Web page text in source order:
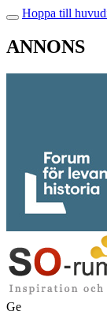
Hoppa till
ANNONS
Ge